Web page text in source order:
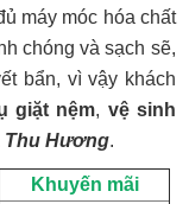
máy móc hóa chất
chóng và sạch sẽ,
bẩn, vì vậy khách
giặt nệm, vệ sinh
Thu Hương.
Khuyến mãi